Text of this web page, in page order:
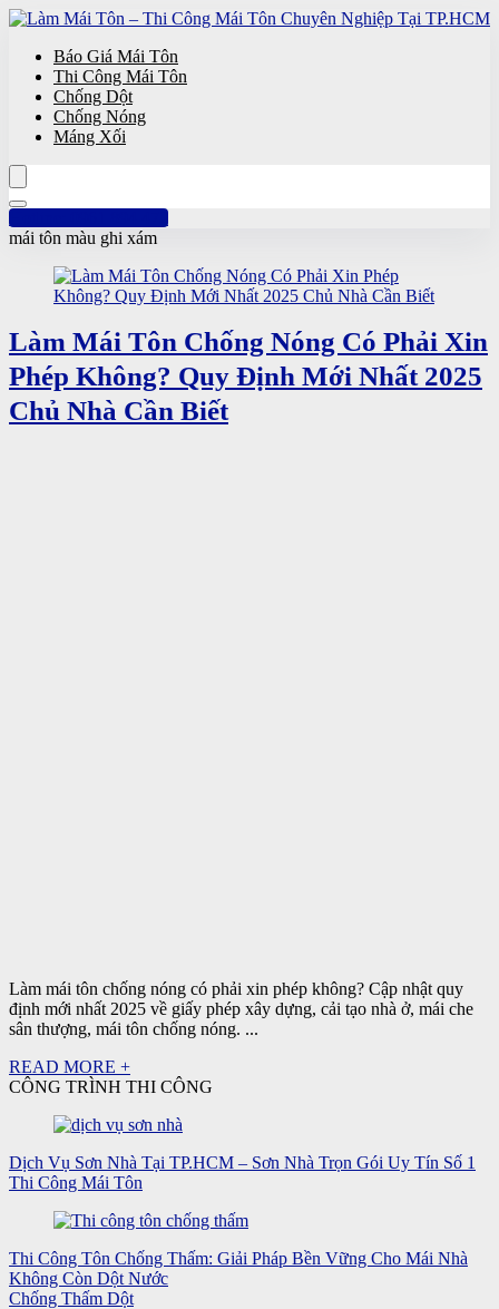
Báo Giá Mái Tôn
Thi Công Mái Tôn
Chống Dột
Chống Nóng
Máng Xối
Hotline: 0961 894 472
mái tôn màu ghi xám
Làm Mái Tôn Chống Nóng Có Phải Xin
Phép Không? Quy Định Mới Nhất 2025
Chủ Nhà Cần Biết
Làm mái tôn chống nóng có phải xin phép không? Cập nhật quy
định mới nhất 2025 về giấy phép xây dựng, cải tạo nhà ở, mái che
sân thượng, mái tôn chống nóng. ...
READ MORE +
CÔNG TRÌNH THI CÔNG
Dịch Vụ Sơn Nhà Tại TP.HCM – Sơn Nhà Trọn Gói Uy Tín Số 1
Thi Công Mái Tôn
Thi Công Tôn Chống Thấm: Giải Pháp Bền Vững Cho Mái Nhà
Không Còn Dột Nước
Chống Thấm Dột